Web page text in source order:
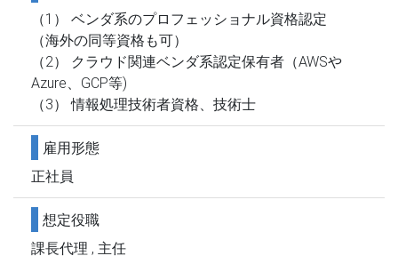
（1） ベンダ系のプロフェッショナル資格認定
（海外の同等資格も可）
（2） クラウド関連ベンダ系認定保有者（AWSや
Azure、GCP等)
（3） 情報処理技術者資格、技術士
雇用形態
正社員
想定役職
課長代理 , 主任